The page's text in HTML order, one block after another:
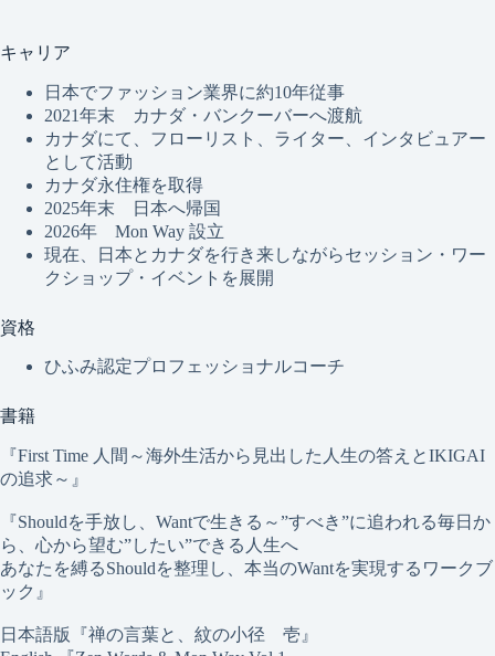
キャリア
日本でファッション業界に約10年従事
2021年末 カナダ・バンクーバーへ渡航
カナダにて、フローリスト、ライター、インタビュアー
として活動
カナダ永住権を取得
2025年末 日本へ帰国
2026年 Mon Way 設立
現在、日本とカナダを行き来しながらセッション・ワー
クショップ・イベントを展開
資格
ひふみ認定プロフェッショナルコーチ
書籍
『First Time 人間～海外生活から見出した人生の答えとIKIGAI
の追求～』
『Shouldを手放し、Wantで生きる～”すべき”に追われる毎日か
ら、心から望む”したい”できる人生へ
あなたを縛るShouldを整理し、本当のWantを実現するワークブ
ック』
日本語版『禅の言葉と、紋の小径 壱』